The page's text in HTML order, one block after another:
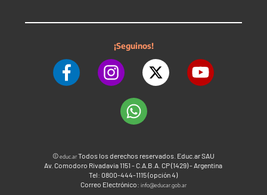
¡Seguinos!
©educ.arTodos los derechos reservados. Educ.ar SAU
Av. Comodoro Rivadavia 1151 - C.A.B.A. CP (1429) - Argentina
Tel: 0800-444-1115 (opción 4)
Correo Electrónico: info@educar.gob.ar